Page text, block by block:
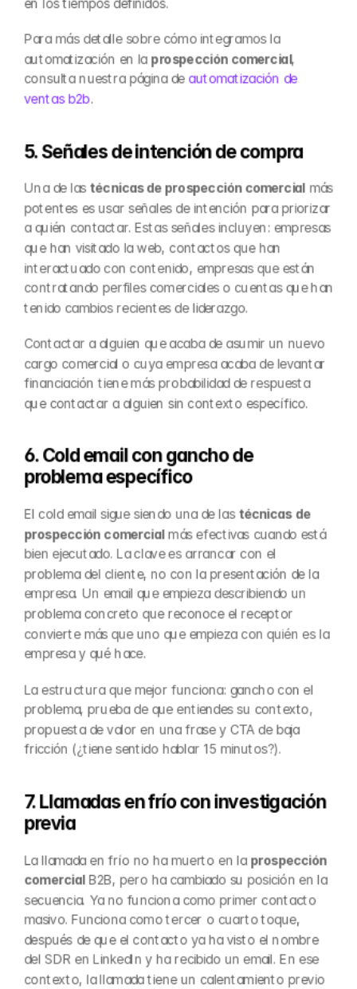
en los tiempos definidos.
Para más detalle sobre cómo integramos la
automatización en la prospección comercial,
consulta nuestra página de automatización de
ventas b2b.
5. Señales de intención de compra
Una de las técnicas de prospección comercial más
potentes es usar señales de intención para priorizar
a quién contactar. Estas señales incluyen: empresas
que han visitado la web, contactos que han
interactuado con contenido, empresas que están
contratando perfiles comerciales o cuentas que han
tenido cambios recientes de liderazgo.
Contactar a alguien que acaba de asumir un nuevo
cargo comercial o cuya empresa acaba de levantar
financiación tiene más probabilidad de respuesta
que contactar a alguien sin contexto específico.
6. Cold email con gancho de
problema específico
El cold email sigue siendo una de las técnicas de
prospección comercial más efectivas cuando está
bien ejecutado. La clave es arrancar con el
problema del cliente, no con la presentación de la
empresa. Un email que empieza describiendo un
problema concreto que reconoce el receptor
convierte más que uno que empieza con quién es la
empresa y qué hace.
La estructura que mejor funciona: gancho con el
problema, prueba de que entiendes su contexto,
propuesta de valor en una frase y CTA de baja
fricción (¿tiene sentido hablar 15 minutos?).
7. Llamadas en frío con investigación
previa
La llamada en frío no ha muerto en la prospección
comercial B2B, pero ha cambiado su posición en la
secuencia. Ya no funciona como primer contacto
masivo. Funciona como tercer o cuarto toque,
después de que el contacto ya ha visto el nombre
del SDR en LinkedIn y ha recibido un email. En ese
contexto, la llamada tiene un calentamiento previo